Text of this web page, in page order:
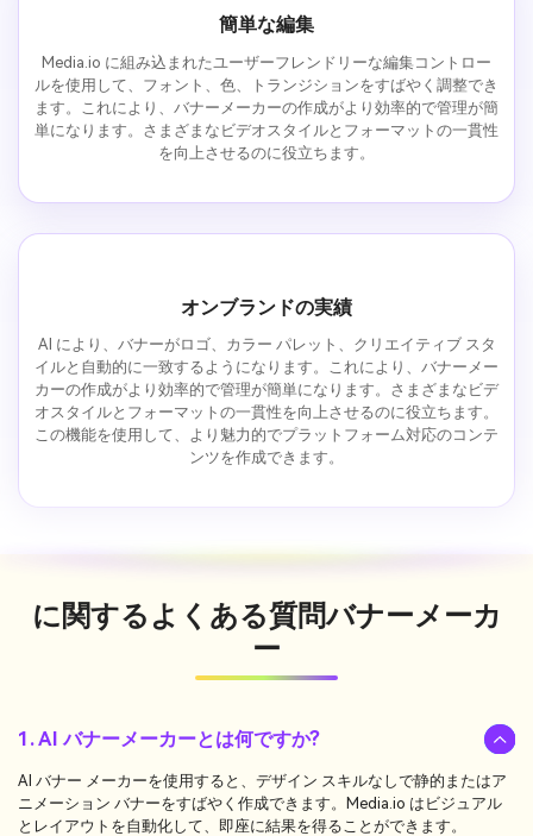
簡単な編集
Media.io に組み込まれたユーザーフレンドリーな編集コントロー
ルを使用して、フォント、色、トランジションをすばやく調整でき
ます。これにより、バナーメーカーの作成がより効率的で管理が簡
単になります。さまざまなビデオスタイルとフォーマットの一貫性
を向上させるのに役立ちます。
オンブランドの実績
AI により、バナーがロゴ、カラー パレット、クリエイティブ スタ
イルと自動的に一致するようになります。これにより、バナーメー
カーの作成がより効率的で管理が簡単になります。さまざまなビデ
オスタイルとフォーマットの一貫性を向上させるのに役立ちます。
この機能を使用して、より魅力的でプラットフォーム対応のコンテ
ンツを作成できます。
に関するよくある質問バナーメーカ
ー
1. AI バナーメーカーとは何ですか?
AI バナー メーカーを使用すると、デザイン スキルなしで静的またはア
ニメーション バナーをすばやく作成できます。Media.io はビジュアル
とレイアウトを自動化して、即座に結果を得ることができます。